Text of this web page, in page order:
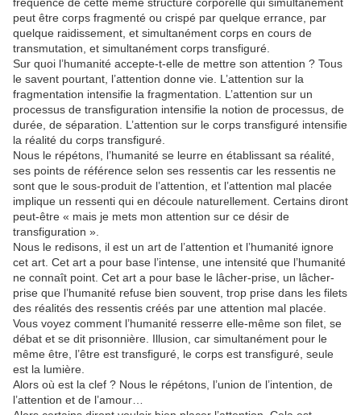
peut être corps fragmenté ou crispé par quelque errance, par
quelque raidissement, et simultanément corps en cours de
transmutation, et simultanément corps transfiguré.
Sur quoi l’humanité accepte-t-elle de mettre son attention ? Tous
le savent pourtant, l’attention donne vie. L’attention sur la
fragmentation intensifie la fragmentation. L’attention sur un
processus de transfiguration intensifie la notion de processus, de
durée, de séparation. L’attention sur le corps transfiguré intensifie
la réalité du corps transfiguré.
Nous le répétons, l’humanité se leurre en établissant sa réalité,
ses points de référence selon ses ressentis car les ressentis ne
sont que le sous-produit de l’attention, et l’attention mal placée
implique un ressenti qui en découle naturellement. Certains diront
peut-être « mais je mets mon attention sur ce désir de
transfiguration ».
Nous le redisons, il est un art de l’attention et l’humanité ignore
cet art. Cet art a pour base l’intense, une intensité que l’humanité
ne connaît point. Cet art a pour base le lâcher-prise, un lâcher-
prise que l’humanité refuse bien souvent, trop prise dans les filets
des réalités des ressentis créés par une attention mal placée.
Vous voyez comment l’humanité resserre elle-même son filet, se
débat et se dit prisonnière. Illusion, car simultanément pour le
même être, l’être est transfiguré, le corps est transfiguré, seule
est la lumière.
Alors où est la clef ? Nous le répétons, l’union de l’intention, de
l’attention et de l’amour…